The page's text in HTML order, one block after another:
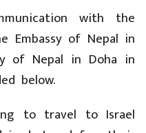
with the
Embassy of Nepal in
of Nepal in Doha in
below.
to travel to Israel
to defer their